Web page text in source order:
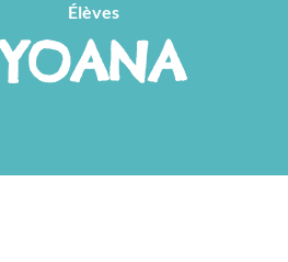
Élèves
YOANA